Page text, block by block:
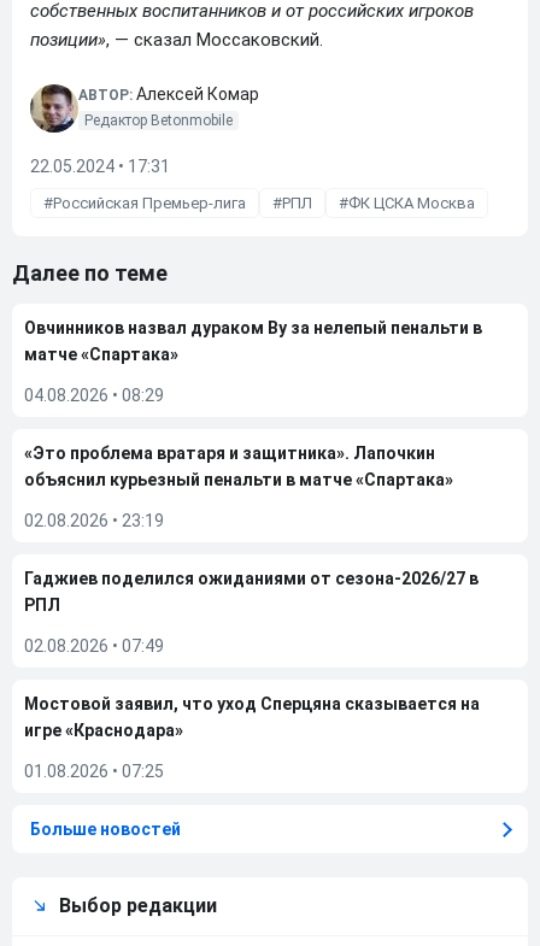
собственных воспитанников и от российских игроков
позиции», — сказал Моссаковский.
АВТОР: Алексей Комар
Редактор Betonmobile
22.05.2024 • 17:31
Российская Премьер-лига РПЛ ФК ЦСКА Москва
Далее по теме
Овчинников назвал дураком Ву за нелепый пенальти в
матче «Спартака»
04.08.2026 • 08:29
«Это проблема вратаря и защитника». Лапочкин
объяснил курьезный пенальти в матче «Спартака»
02.08.2026 • 23:19
Гаджиев поделился ожиданиями от сезона-2026/27 в
РПЛ
02.08.2026 • 07:49
Мостовой заявил, что уход Сперцяна сказывается на
игре «Краснодара»
01.08.2026 • 07:25
Больше новостей
Выбор редакции